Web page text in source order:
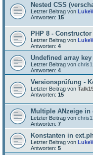
Nested CSS
Letzter Beitrag von
Antworten: 15
PHP 8 -
Letzter Beitrag von
Antworten: 4
Undefined array key
Letzter Beitrag von
Antworten: 4
Versionsprüfung -
Letzter Beitrag von
Antworten: 15
Multiple ANzeige
Letzter Beitrag von
Antworten: 7
Konstanten in
Letzter Beitrag von
Antworten: 5